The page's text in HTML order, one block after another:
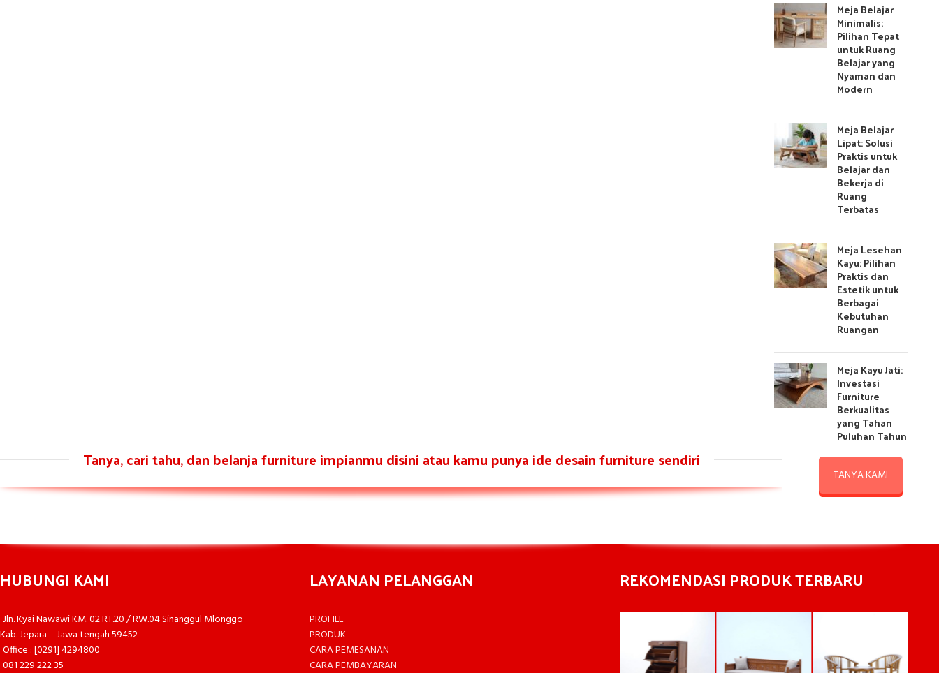
Meja Belajar
Minimalis:
Pilihan Tepat
untuk Ruang
Belajar yang
Nyaman dan
Modern
Meja Belajar
Lipat: Solusi
Praktis untuk
Belajar dan
Bekerja di
Ruang
Terbatas
Meja Lesehan
Kayu: Pilihan
Praktis dan
Estetik untuk
Berbagai
Kebutuhan
Ruangan
Meja Kayu Jati:
Investasi
Furniture
Berkualitas
yang Tahan
Puluhan Tahun
Tanya, cari tahu, dan belanja furniture impianmu disini atau kamu punya ide desain furniture sendiri
TANYA KAMI
HUBUNGI KAMI
Jln. Kyai Nawawi KM. 02 RT.20 / RW.04 Sinanggul Mlonggo
Kab. Jepara – Jawa tengah 59452
Office : [0291] 4294800
081 229 222 35
LAYANAN PELANGGAN
PROFILE
PRODUK
CARA PEMESANAN
CARA PEMBAYARAN
REKOMENDASI PRODUK TERBARU